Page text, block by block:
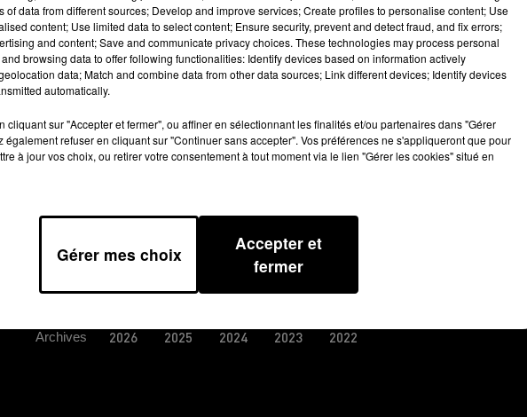
incendie et violence volontaire sur sa
aurait voulu se venger de sa femme
Archives 2026 2025 2024 2023 2022
of data from different sources; Develop and improve services; Create profiles to personalise content; Use
content; Use limited data to select content; Ensure security, prevent and detect fraud, and fix errors;
and content; Save and communicate privacy choices. These technologies may process personal
browsing data to offer following functionalities: Identify devices based on information actively
data; Match and combine data from other data sources; Link different devices; Identify devices
automatically.
cliquant sur "Accepter et fermer", ou affiner en sélectionnant les finalités et/ou partenaires dans "Gérer
également refuser en cliquant sur "Continuer sans accepter". Vos préférences ne s'appliqueront que pour
à jour vos choix, ou retirer votre consentement à tout moment via le lien "Gérer les cookies" situé en
Gérer mes choix
Accepter et
fermer